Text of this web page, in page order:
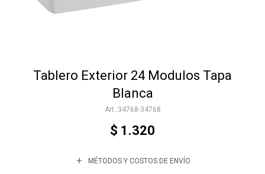
Tablero Exterior 24 Modulos Tapa
Blanca
34768-34768
$ 1.320
MÉTODOS Y COSTOS DE ENVÍO
Varios
Trabaja con nosotros